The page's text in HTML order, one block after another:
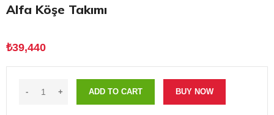
Alfa Köşe Takımı
₺39,440
ADD TO CART BUY NOW